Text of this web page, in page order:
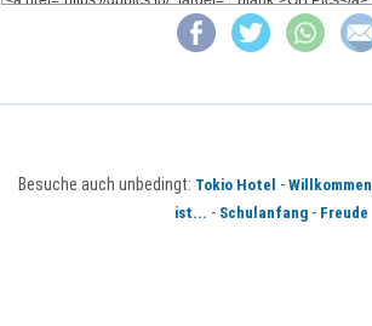
Besuche auch unbedingt: Tokio Hotel - Willkommen
ist... - Schulanfang - Freude